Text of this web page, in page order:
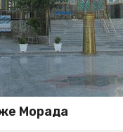
Морада